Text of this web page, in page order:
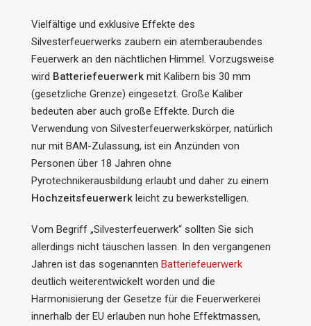
Vielfältige und exklusive Effekte des
Silvesterfeuerwerks zaubern ein atemberaubendes
Feuerwerk an den nächtlichen Himmel. Vorzugsweise
wird Batteriefeuerwerkmit Kalibern bis 30 mm
(gesetzliche Grenze) eingesetzt. Große Kaliber
bedeuten aber auch große Effekte. Durch die
Verwendung von Silvesterfeuerwerkskörper, natürlich
nur mit BAM-Zulassung, ist ein Anzünden von
Personen über 18 Jahren ohne
Pyrotechnikerausbildung erlaubt und daher zu einem
Hochzeitsfeuerwerkleicht zu bewerkstelligen.
Vom Begriff „Silvesterfeuerwerk“ sollten Sie sich
allerdings nicht täuschen lassen. In den vergangenen
Jahren ist das sogenannten Batteriefeuerwerk
deutlich weiterentwickelt worden und die
Harmonisierung der Gesetze für die Feuerwerkerei
innerhalb der EU erlauben nun hohe Effektmassen,